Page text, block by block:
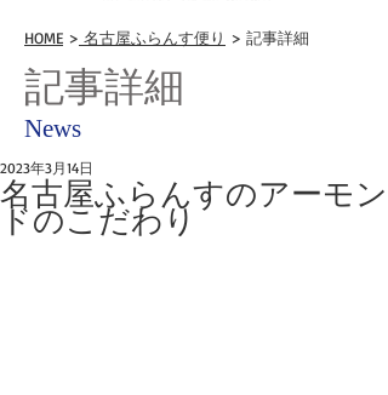
HOME > 名古屋ふらんす便り > 記事詳細
記事詳細
News
名古屋ふらんすのアーモン
ドのこだわり
2023年3月14日